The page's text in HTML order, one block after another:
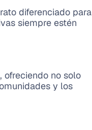
diferenciado para
siempre estén
ofreciendo no solo
y los